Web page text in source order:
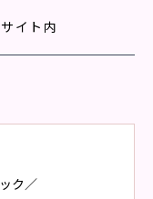
イト内
ク／